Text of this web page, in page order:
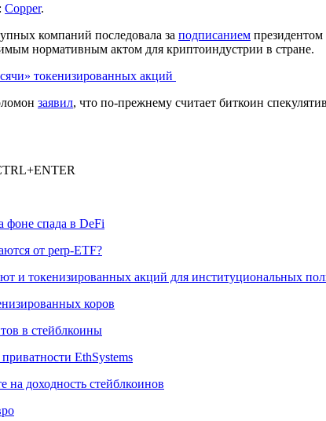
Copper.
компаний последовала за подписанием
нормативным актом для криптоиндустрии в стране.
токенизированных акций
заявил, что по-прежнему считает биткоин
фоне спада в DeFi
от perp-ETF?
и токенизированных акций для институциональных
коров
в стейблкоины
EthSystems
доходность стейблкоинов